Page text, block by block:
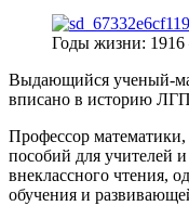
Годы жизни: 1916
Выдающийся ученый-
вписано в историю
Профессор
пособий для учителей
внеклассного чтения,
обучения и